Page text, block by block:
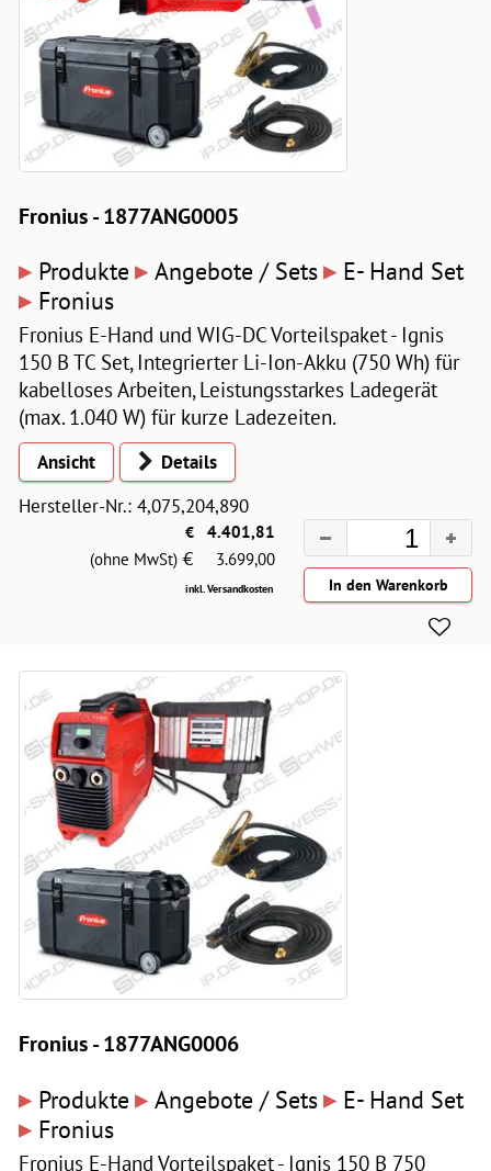
Fronius - 1877ANG0005
▸ Produkte ▸ Angebote / Sets▸ E- Hand Set
▸ Fronius
Fronius E-Hand und WIG-DC Vorteilspaket - Ignis
150 B TC Set, Integrierter Li-Ion-Akku (750 Wh) für
kabelloses Arbeiten, Leistungsstarkes Ladegerät
(max. 1.040 W) für kurze Ladezeiten.
Ansicht
Details
Hersteller-Nr.: 4,075,204,890
€
4.401,81
(ohne MwSt) € 3.699,00
inkl. Versandkosten
Fronius - 1877ANG0006
▸ Produkte ▸ Angebote / Sets▸ E- Hand Set
▸ Fronius
Fronius E-Hand Vorteilspaket - Ignis 150 B 750